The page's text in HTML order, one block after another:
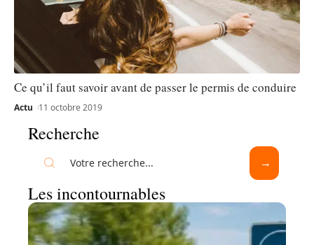
Ce qu’il faut savoir avant de passer le permis de conduire
Actu 11 octobre 2019
Recherche
Les incontournables